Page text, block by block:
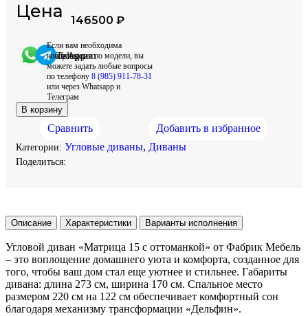
Цена 146500 ₽
WhatsApp
Telegram
Если вам необходима
консультация по модели, вы
можете задать любые вопросы
по телефону 8 (985) 911-78-31
или через Whatsapp и
Телеграм
В корзину
Сравнить Добавить в избранное
Категории: Угловые диваны, Диваны
Поделиться:
Описание Характеристики Варианты исполнения
Угловой диван «Матрица 15 с оттоманкой» от Фабрик Мебель
– это воплощение домашнего уюта и комфорта, созданное для
того, чтобы ваш дом стал еще уютнее и стильнее. Габариты
дивана: длина 273 см, ширина 170 см. Спальное место
размером 220 см на 122 см обеспечивает комфортный сон
благодаря механизму трансформации «Дельфин».